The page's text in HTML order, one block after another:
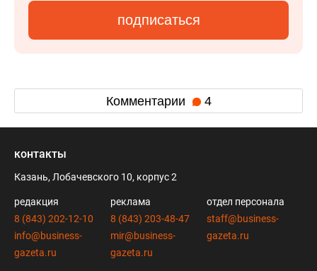
подписаться
Комментарии 4
контакты
Казань, Лобачевского 10, корпус 2
редакция
8 (843) 202-12-10
info@business-
gazeta.ru
реклама
8 (843) 203-48-47
mir@business-
gazeta.ru
отдел персонала
staff@business-
gazeta.ru